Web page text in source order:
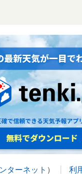
ターネット ） 利